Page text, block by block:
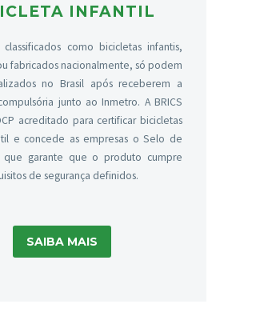
INFANTIL
como bicicletas infantis,
fabricados nacionalmente, só podem
no Brasil após receberem a
junto ao Inmetro. A BRICS
acreditado para certificar bicicletas
e concede as empresas o Selo de
que garante que o produto cumpre
de segurança definidos.
SAIBA MAIS